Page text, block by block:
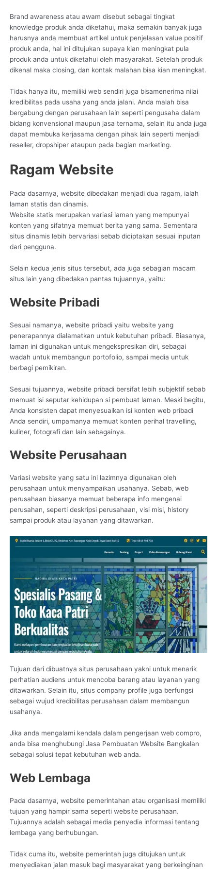
Brand awareness atau awam disebut sebagai tingkat
knowledge produk anda diketahui, maka semakin banyak juga
harusnya anda membuat artikel untuk penjelasan value positif
produk anda, hal ini ditujukan supaya kian meningkat pula
produk anda untuk diketahui oleh masyarakat. Setelah produk
dikenal maka closing, dan kontak malahan bisa kian meningkat.
Tidak hanya itu, memiliki web sendiri juga bisamenerima nilai
kredibilitas pada usaha yang anda jalani. Anda malah bisa
bergabung dengan perusahaan lain seperti pengusaha dalam
bidang konvensional maupun jasa ternama, selain itu anda juga
dapat membuka kerjasama dengan pihak lain seperti menjadi
reseller, dropshiper ataupun pada bagian marketing.
Ragam Website
Pada dasarnya, website dibedakan menjadi dua ragam, ialah
laman statis dan dinamis.
Website statis merupakan variasi laman yang mempunyai
konten yang sifatnya memuat berita yang sama. Sementara
situs dinamis lebih bervariasi sebab diciptakan sesuai inputan
dari pengguna.
Selain kedua jenis situs tersebut, ada juga sebagian macam
situs lain yang dibedakan pantas tujuannya, yaitu:
Website Pribadi
Sesuai namanya, website pribadi yaitu website yang
penerapannya dialamatkan untuk kebutuhan pribadi. Biasanya,
laman ini digunakan untuk mengekspresikan diri, sebagai
wadah untuk membangun portofolio, sampai media untuk
berbagi pemikiran.
Sesuai tujuannya, website pribadi bersifat lebih subjektif sebab
memuat isi seputar kehidupan si pembuat laman. Meski begitu,
Anda konsisten dapat menyesuaikan isi konten web pribadi
Anda sendiri, umpamanya memuat konten perihal travelling,
kuliner, fotografi dan lain sebagainya.
Website Perusahaan
Variasi website yang satu ini lazimnya digunakan oleh
perusahaan untuk menyampaikan usahanya. Sebab, web
perusahaan biasanya memuat beberapa info mengenai
perusahan, seperti deskripsi perusahaan, visi misi, history
sampai produk atau layanan yang ditawarkan.
Tujuan dari dibuatnya situs perusahaan yakni untuk menarik
perhatian audiens untuk mencoba barang atau layanan yang
ditawarkan. Selain itu, situs company profile juga berfungsi
sebagai wujud kredibilitas perusahaan dalam membangun
usahanya.
Jika anda mengalami kendala dalam pengerjaan web compro,
anda bisa menghubungi Jasa Pembuatan Website Bangkalan
sebagai solusi tepat kebutuhan web anda.
Web Lembaga
Pada dasarnya, website pemerintahan atau organisasi memiliki
tujuan yang hampir sama seperti website perusahaan.
Tujuannya adalah sebagai media penyedia informasi tentang
lembaga yang berhubungan.
Tidak cuma itu, website pemerintah juga ditujukan untuk
menyediakan jalan masuk bagi masyarakat yang berkeinginan